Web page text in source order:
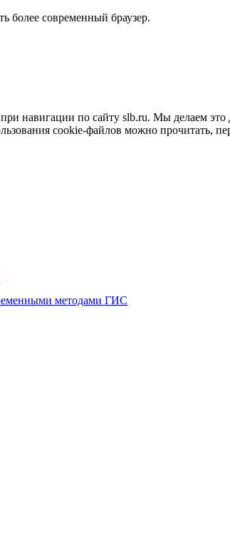
более современный браузер.
навигации по сайту slb.ru. Мы делаем это
cookie-файлов можно прочитать,
методами ГИС